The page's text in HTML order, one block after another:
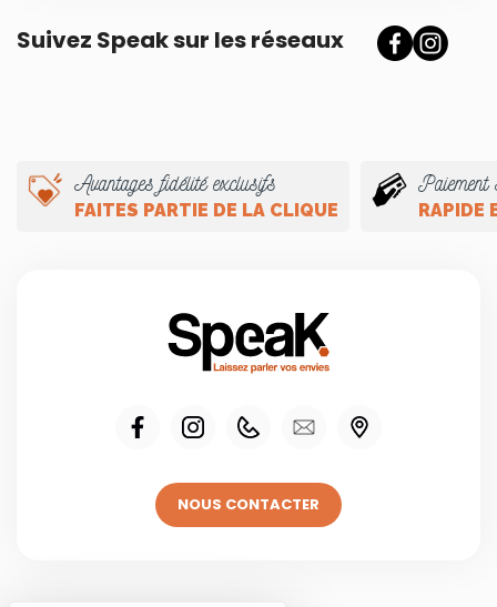
Suivez Speak sur les réseaux
Avantages fidélité exclusifs
FAITES PARTIE DE LA CLIQUE
Paiement
RAPIDE
NOUS CONTACTER